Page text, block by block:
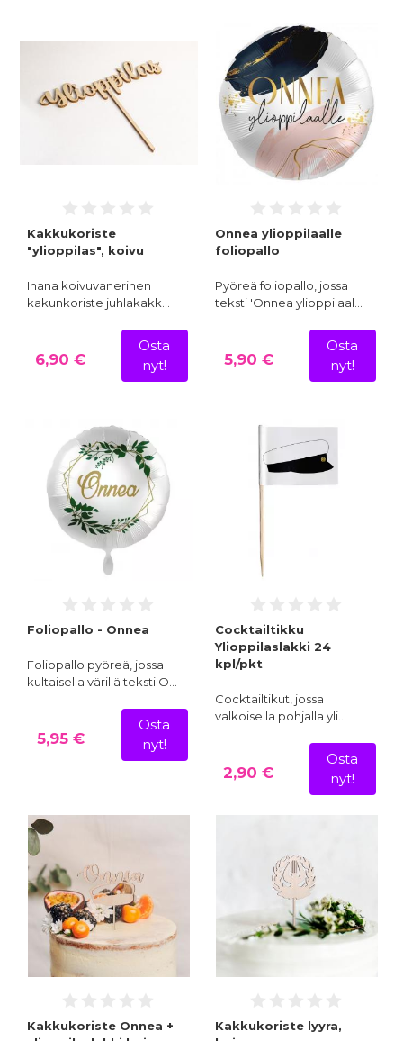
Kakkukoriste
"ylioppilas", koivu
Ihana koivuvanerinen
kakunkoriste juhlakakk…
6,90 €
Osta
nyt!
Onnea ylioppilaalle
foliopallo
Pyöreä foliopallo, jossa
teksti 'Onnea ylioppilaal…
5,90 €
Osta
nyt!
Foliopallo - Onnea
Foliopallo pyöreä, jossa
kultaisella värillä teksti O…
5,95 €
Osta
nyt!
Cocktailtikku
Ylioppilaslakki 24
kpl/pkt
Cocktailtikut, jossa
valkoisella pohjalla yli…
2,90 €
Osta
nyt!
Kakkukoriste Onnea +
Kakkukoriste lyyra,